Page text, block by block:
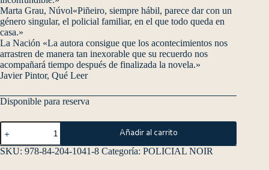
Marta Grau, Núvol«Piñeiro, siempre hábil, parece dar con un
género singular, el policial familiar, en el que todo queda en
casa.»
La Nación «La autora consigue que los acontecimientos nos
arrastren de manera tan inexorable que su recuerdo nos
acompañará tiempo después de finalizada la novela.»
Javier Pintor, Qué Leer
Disponible para reserva
Añadir al carrito
SKU: 978-84-204-1041-8 Categoría: POLICIAL NOIR